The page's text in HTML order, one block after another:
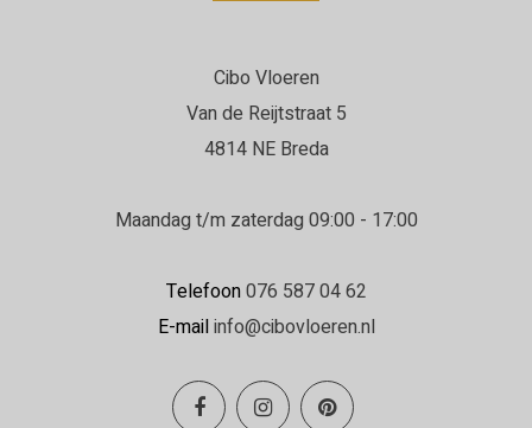
Cibo Vloeren
Van de Reijtstraat 5
4814 NE Breda
Maandag t/m zaterdag 09:00 - 17:00
Telefoon076 587 04 62
E-mailinfo@cibovloeren.nl